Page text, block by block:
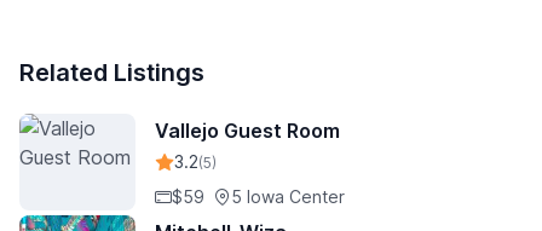
Related Listings
Vallejo Guest Room
3.2(5)
$59 5 Iowa Center